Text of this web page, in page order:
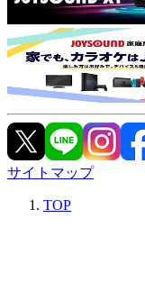
サイトマップ
TOP